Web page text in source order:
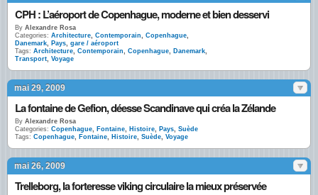
CPH : L’aéroport de Copenhague, moderne et bien desservi
By Alexandre Rosa
Categories: Architecture, Contemporain, Copenhague,
Danemark, Pays, gare / aéroport
Tags: Architecture, Contemporain, Copenhague, Danemark,
Transport, Voyage
mai 29, 2009
La fontaine de Gefion, déesse Scandinave qui créa la Zélande
By Alexandre Rosa
Categories: Copenhague, Fontaine, Histoire, Pays, Suède
Tags: Copenhague, Fontaine, Histoire, Suède, Voyage
mai 26, 2009
Trelleborg, la forteresse viking circulaire la mieux préservée